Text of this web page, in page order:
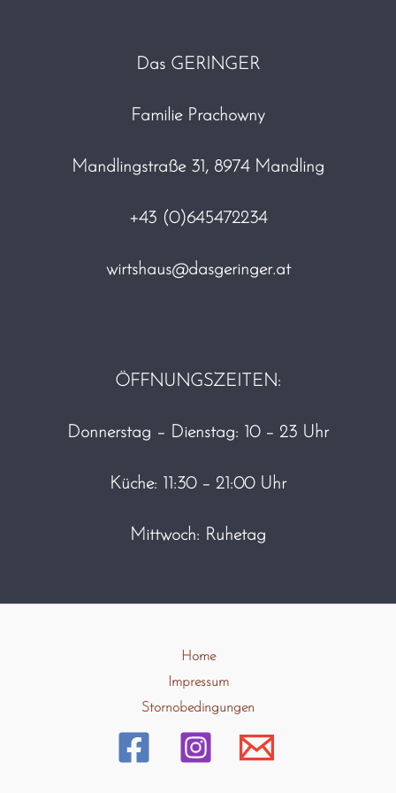
Das GERINGER
Familie Prachowny
Mandlingstraße 31, 8974 Mandling
+43 (0)645472234
wirtshaus@dasgeringer.at
ÖFFNUNGSZEITEN:
Donnerstag – Dienstag: 10 – 23 Uhr
Küche: 11:30 – 21:00 Uhr
Mittwoch: Ruhetag
Home
Impressum
Stornobedingungen